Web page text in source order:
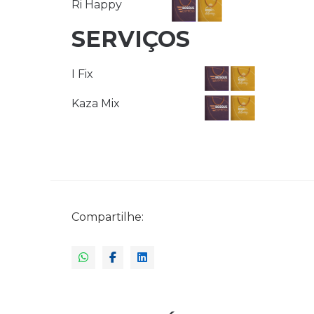
Ri Happy
SERVIÇOS
I Fix
Kaza Mix
Compartilhe: